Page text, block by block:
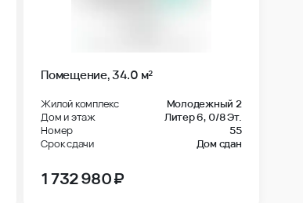
Помещение, 34.0 м²
Жилой комплекс
Молодежный 2
Дом и этаж
Литер 6, 0/8 Эт.
Номер
55
Срок сдачи
Дом сдан
1 732 980 ₽